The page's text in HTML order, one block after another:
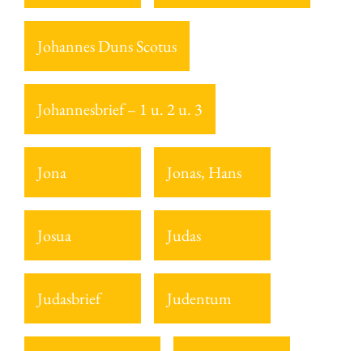
Johannes Duns Scotus
Johannesbrief – 1 u. 2 u. 3
Jona Jonas, Hans
Josua Judas
Judasbrief Judentum